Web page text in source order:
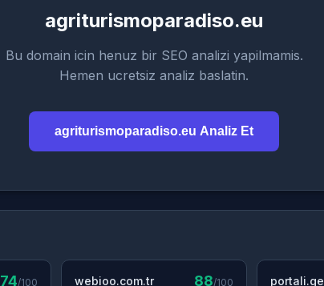
agriturismoparadiso.eu
Bu domain icin henuz bir SEO analizi yapilmamis.
Hemen ucretsiz analiz baslatin.
agriturismoparadiso.eu Analiz Et
74/100 webioo.com.tr 88/100 portali.ge